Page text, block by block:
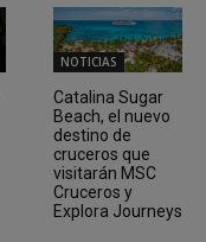
NOTICIAS
Catalina Sugar
Beach, el nuevo
destino de
cruceros que
visitarán MSC
Cruceros y
Explora Journeys